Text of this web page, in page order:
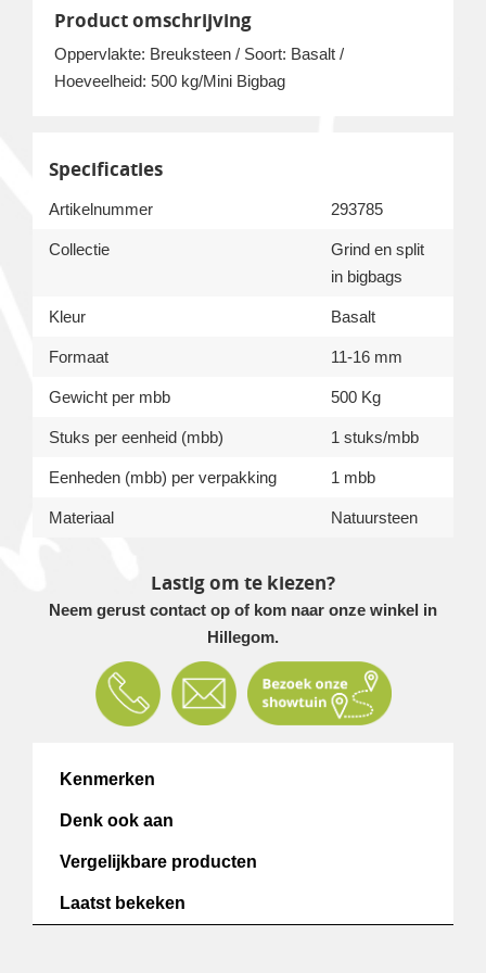
Product omschrijving
Oppervlakte: Breuksteen / Soort: Basalt /
Hoeveelheid: 500 kg/Mini Bigbag
Specificaties
Artikelnummer 293785
Collectie
Grind en split
in bigbags
Kleur Basalt
Formaat 11-16 mm
Gewicht per mbb 500 Kg
Stuks per eenheid (mbb) 1 stuks/mbb
Eenheden (mbb) per verpakking 1 mbb
Materiaal Natuursteen
Lastig om te kiezen?
Neem gerust contact op of kom naar onze winkel in
Hillegom.
Kenmerken
Denk ook aan
Vergelijkbare producten
Laatst bekeken